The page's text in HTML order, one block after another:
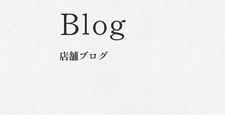
ダイヤモンド
楽器
Blog
店舗ブログ